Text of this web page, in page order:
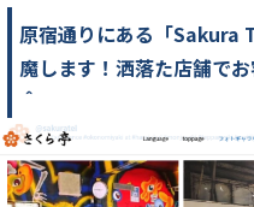
原宿通りにある「Sakura
魔します！洒落た店舗で
＾